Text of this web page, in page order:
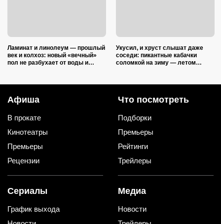
Ламинат и линолеум — прошлый
век и колхоз: новый «вечный»
пол не разбухает от воды и
Укусил, и хруст слышат даже
соседи: пикантные кабачки
соломкой на зиму — летом
Афиша
В прокате
Кинотеатры
Премьеры
Рецензии
Что посмотреть
Подборки
Премьеры
Рейтинги
Трейлеры
Сериалы
График выхода
Медиа
Новости